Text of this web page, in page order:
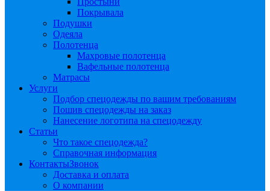
Покрывала
Подушки
Одеяла
Полотенца
Махровые полотенца
Вафельные полотенца
Матрасы
Услуги
Подбор спецодежды по вашим требованиям
Пошив спецодежды на заказ
Нанесение логотипа на спецодежду
Статьи
Что такое спецодежда?
Справочная информация
КонтактыЗвонок
Доставка и оплата
О компании